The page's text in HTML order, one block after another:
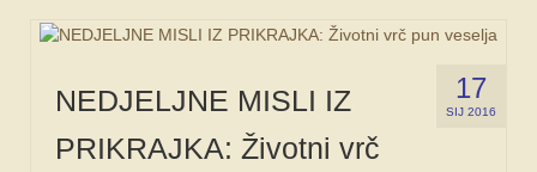
17
SIJ 2016
NEDJELJNE MISLI IZ
PRIKRAJKA: Životni vrč